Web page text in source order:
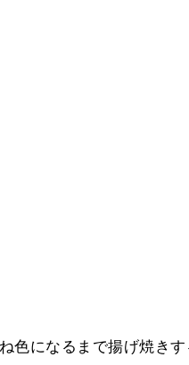
になるまで揚げ焼きす